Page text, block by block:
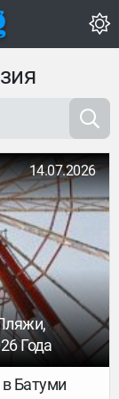
14.07.2026
Года
Батуми